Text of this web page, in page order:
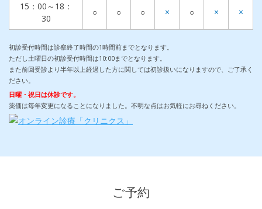
15：00～18：
30
○ ○ ○ × ○ × ×
初診受付時間は診察終了時間の1時間前までとなります。
ただし土曜日の初診受付時間は10:00までとなります。
また前回受診より半年以上経過した方に関しては初診扱いになりますので、ご了承く
ださい。
日曜・祝日は休診です。
薬価は毎年変更になることになりました。不明な点はお気軽にお尋ねください。
ご予約